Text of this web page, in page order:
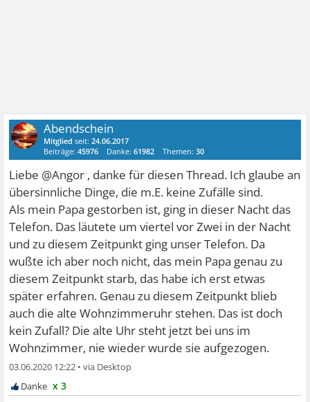
Abendschein
Mitglied seit:24.06.2017
Beiträge:45976 Danke:61982 Themen:30
Liebe @Angor , danke für diesen Thread. Ich glaube an
übersinnliche Dinge, die m.E. keine Zufälle sind.
Als mein Papa gestorben ist, ging in dieser Nacht das
Telefon. Das läutete um viertel vor Zwei in der Nacht
und zu diesem Zeitpunkt ging unser Telefon. Da
wußte ich aber noch nicht, das mein Papa genau zu
diesem Zeitpunkt starb, das habe ich erst etwas
später erfahren. Genau zu diesem Zeitpunkt blieb
auch die alte Wohnzimmeruhr stehen. Das ist doch
kein Zufall? Die alte Uhr steht jetzt bei uns im
Wohnzimmer, nie wieder wurde sie aufgezogen.
03.06.2020 12:22 •
x 3